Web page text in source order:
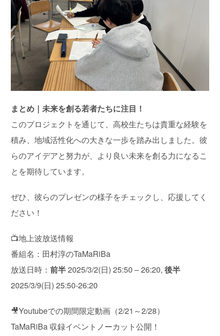
まとめ｜未来を創る若者たちに注目！
このプロジェクトを通じて、高校生たちは貴重な経験を
積み、地域活性化への大きな一歩を踏み出しました。彼
らのアイデアと努力が、より良い未来を創る力になるこ
とを期待しています。
ぜひ、彼らのプレゼンの様子をチェックし、応援してく
ださい！
📺地上波放送情報
番組名：田村淳のTaMaRiBa
放送日時：前半2025/3/2(日) 25:50 – 26:20,後半
2025/3/9(日) 25:50-26:20
🎥Youtubeでの期間限定動画（2/21～2/28）
TaMaRiBa 収録イベントノーカット公開！